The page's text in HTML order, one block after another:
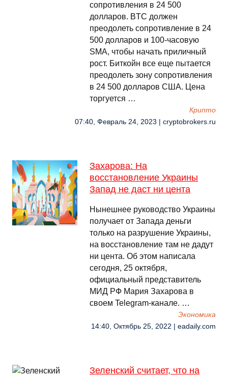
сопротивления в 24 500
долларов. BTC должен
преодолеть сопротивление в 24
500 долларов и 100-часовую
SMA, чтобы начать приличный
рост. Биткойн все еще пытается
преодолеть зону сопротивления
в 24 500 долларов США. Цена
торгуется …
Крипто
07:40, Февраль 24, 2023 | cryptobrokers.ru
Захарова: На
восстановление Украины
Запад не даст ни цента
Нынешнее руководство Украины
получает от Запада деньги
только на разрушение Украины,
на восстановление там не дадут
ни цента. Об этом написала
сегодня, 25 октября,
официальный представитель
МИД РФ Мария Захарова в
своем Telegram-канале. …
Экономика
14:40, Октябрь 25, 2022 | eadaily.com
Зеленский считает, что на